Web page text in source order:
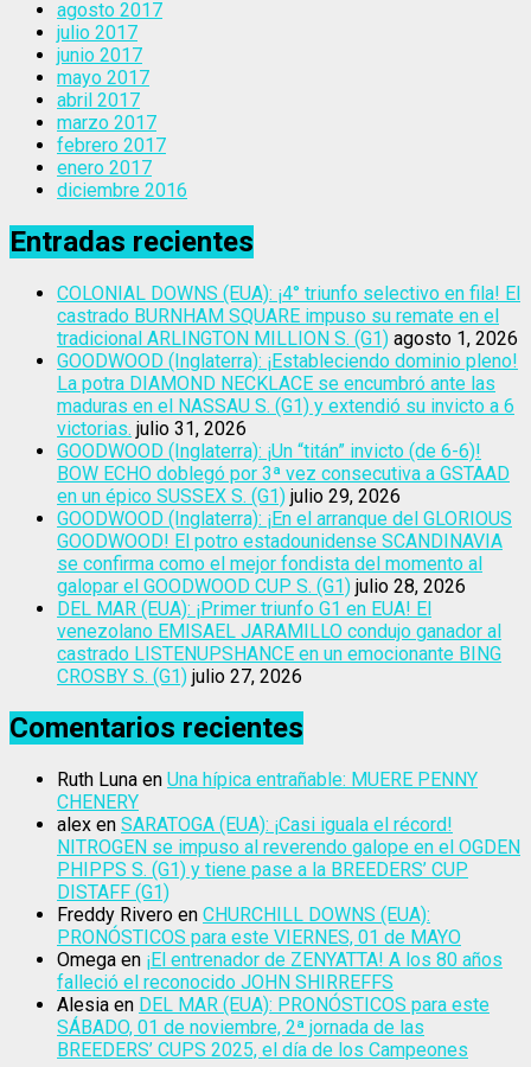
agosto 2017
julio 2017
junio 2017
mayo 2017
abril 2017
marzo 2017
febrero 2017
enero 2017
diciembre 2016
Entradas recientes
COLONIAL DOWNS (EUA): ¡4° triunfo selectivo en fila! El
castrado BURNHAM SQUARE impuso su remate en el
tradicional ARLINGTON MILLION S. (G1) agosto 1, 2026
GOODWOOD (Inglaterra): ¡Estableciendo dominio pleno!
La potra DIAMOND NECKLACE se encumbró ante las
maduras en el NASSAU S. (G1) y extendió su invicto a 6
victorias. julio 31, 2026
GOODWOOD (Inglaterra): ¡Un “titán” invicto (de 6-6)!
BOW ECHO doblegó por 3ª vez consecutiva a GSTAAD
en un épico SUSSEX S. (G1) julio 29, 2026
GOODWOOD (Inglaterra): ¡En el arranque del GLORIOUS
GOODWOOD! El potro estadounidense SCANDINAVIA
se confirma como el mejor fondista del momento al
galopar el GOODWOOD CUP S. (G1) julio 28, 2026
DEL MAR (EUA): ¡Primer triunfo G1 en EUA! El
venezolano EMISAEL JARAMILLO condujo ganador al
castrado LISTENUPSHANCE en un emocionante BING
CROSBY S. (G1) julio 27, 2026
Comentarios recientes
Ruth Luna en Una hípica entrañable: MUERE PENNY
CHENERY
alex en SARATOGA (EUA): ¡Casi iguala el récord!
NITROGEN se impuso al reverendo galope en el OGDEN
PHIPPS S. (G1) y tiene pase a la BREEDERS’ CUP
DISTAFF (G1)
Freddy Rivero en CHURCHILL DOWNS (EUA):
PRONÓSTICOS para este VIERNES, 01 de MAYO
Omega en ¡El entrenador de ZENYATTA! A los 80 años
falleció el reconocido JOHN SHIRREFFS
Alesia en DEL MAR (EUA): PRONÓSTICOS para este
SÁBADO, 01 de noviembre, 2ª jornada de las
BREEDERS’ CUPS 2025, el día de los Campeones